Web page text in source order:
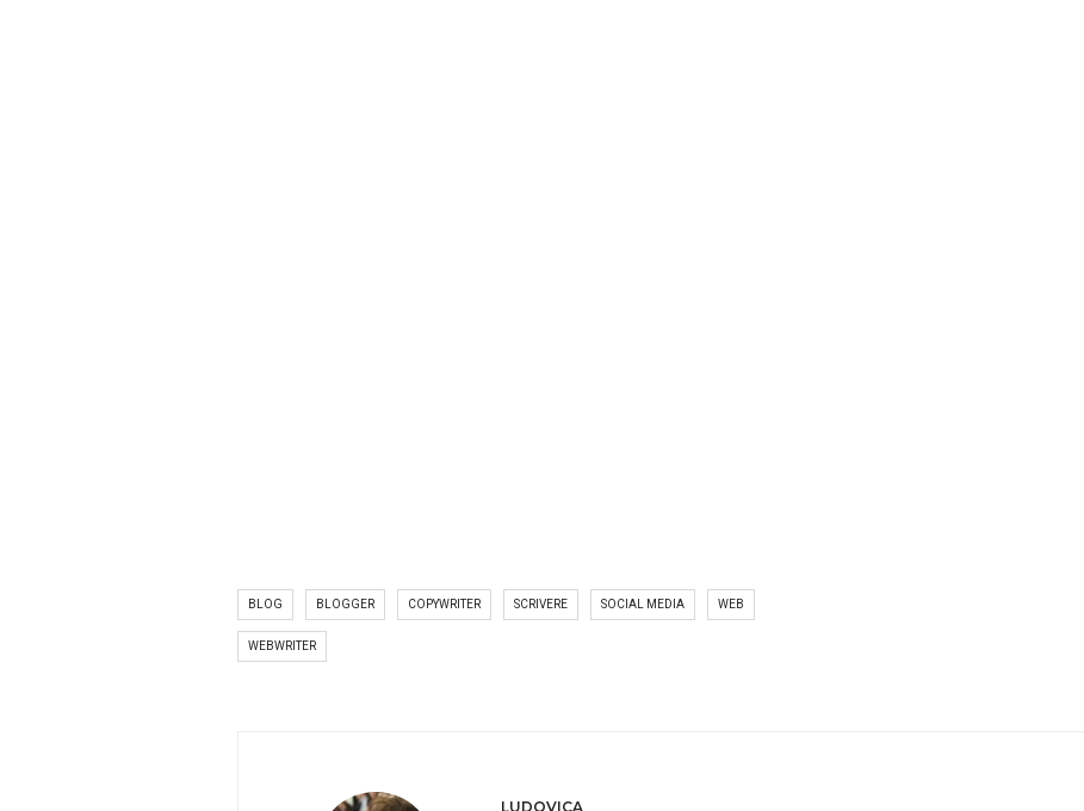
BLOG BLOGGER COPYWRITER SCRIVERE SOCIAL MEDIA WEB
WEBWRITER
LUDOVICA